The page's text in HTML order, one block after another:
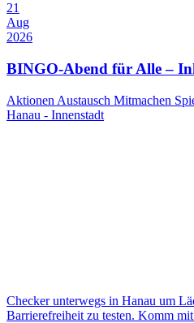
21
Aug
2026
BINGO-Abend für Alle –
Aktionen Austausch Mitmachen
Hanau - Innenstadt
Checker unterwegs in Hanau um
Barrierefreiheit zu testen. Komm